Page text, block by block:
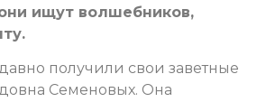
ищут волшебников,
получили свои заветные
Семеновых. Она